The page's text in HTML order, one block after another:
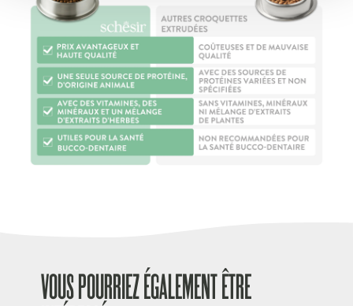
VOUS POURRIEZ ÉGALEMENT ÊTRE